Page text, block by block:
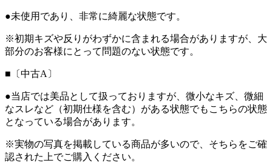
●未使用であり、非常に綺麗な状態です。
※初期キズや反りがわずかに含まれる場合がありますが、大
部分のお客様にとって問題のない状態です。
■〔中古A〕
●当店では美品として扱っておりますが、微小なキズ、微細
なスレなど（初期仕様を含む）がある状態でもこちらの状態
となっている場合があります。
※実物の写真を掲載している商品が多いので、そちらをご確
認された上でご購入ください。